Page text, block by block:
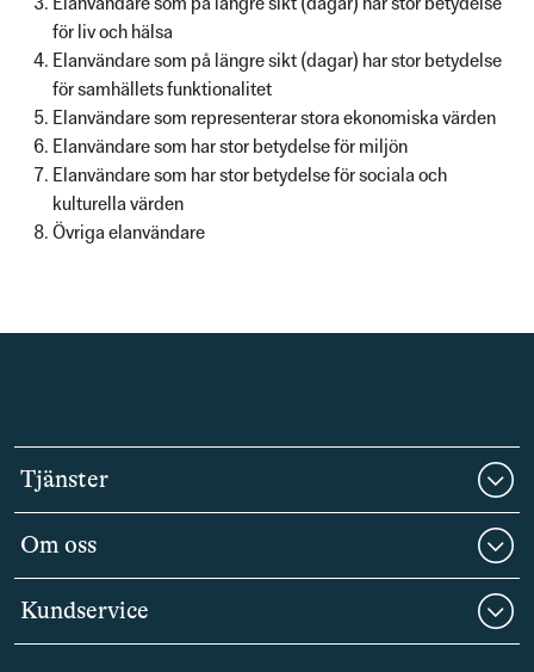
för liv och hälsa
Elanvändare som på längre sikt (dagar) har stor betydelse
för samhällets funktionalitet
Elanvändare som representerar stora ekonomiska värden
Elanvändare som har stor betydelse för miljön
Elanvändare som har stor betydelse för sociala och
kulturella värden
Övriga elanvändare
Tjänster
Om oss
Kundservice